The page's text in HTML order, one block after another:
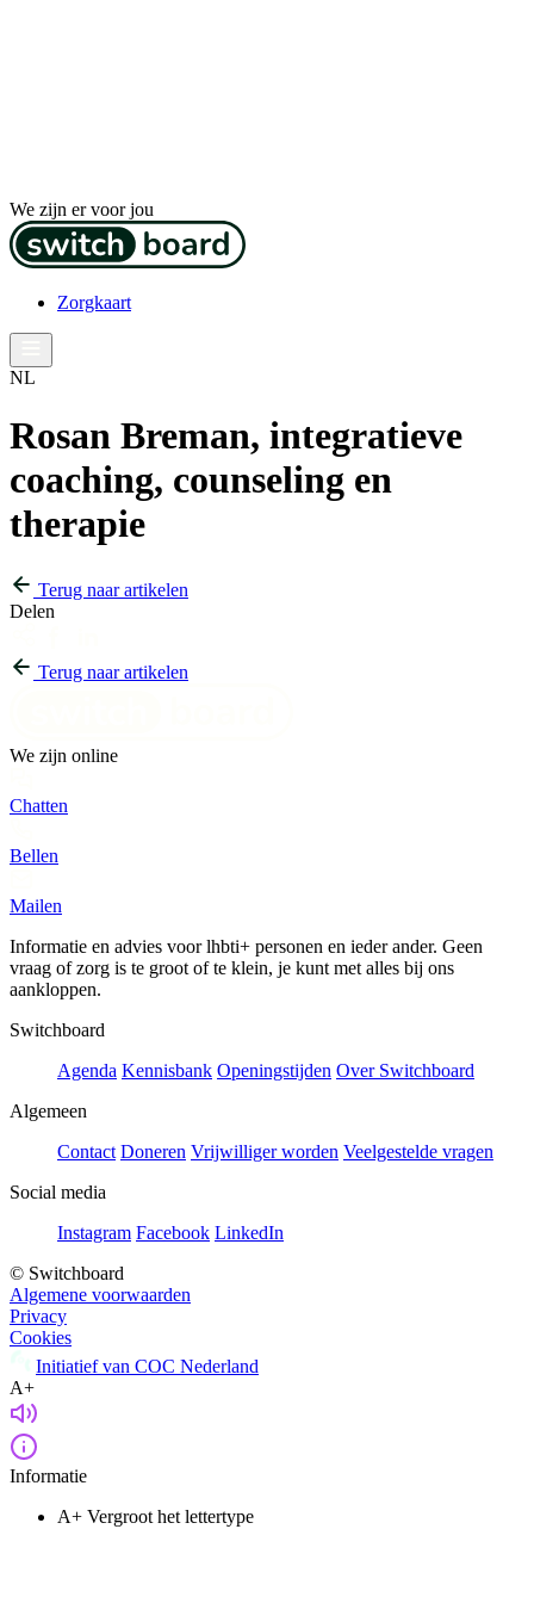
We zijn er voor jou
Zorgkaart
NL
Rosan Breman, integratieve
coaching, counseling en
therapie
Terug naar artikelen
Delen
Terug naar artikelen
We zijn online
Chatten
Bellen
Mailen
Informatie en advies voor lhbti+ personen en ieder ander. Geen
vraag of zorg is te groot of te klein, je kunt met alles bij ons
aankloppen.
Switchboard
Agenda Kennisbank Openingstijden Over Switchboard
Algemeen
Contact Doneren Vrijwilliger worden Veelgestelde vragen
Social media
Instagram Facebook LinkedIn
© Switchboard
Algemene voorwaarden
Privacy
Cookies
Initiatief van COC Nederland
A+
Informatie
A+ Vergroot het lettertype